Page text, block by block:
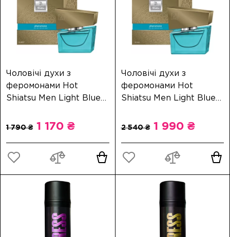
Чоловічі духи з
феромонами Hot
Shiatsu Men Light Blue
1 170 ₴
Чоловічі духи з
феромонами Hot
Shiatsu Men Light Blue
1 990 ₴